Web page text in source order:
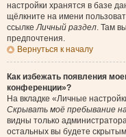
настройки хранятся в базе
щёлкните на имени
ссылкеЛичный раздел. Там
предпочтения.
Вернуться к началу
Как избежать появления
конференции»?
На вкладке «Личные
Скрывать моё пребывание
видны только
остальных вы будете